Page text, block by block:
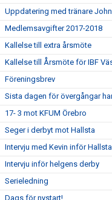
Uppdatering med tränare
Medlemsavgifter 2017-2018
Kallelse till extra årsmöte
Kallelse till Årsmöte för IBF
Föreningsbrev
Sista dagen för övergångar
17- 3 mot KFUM Örebro
Seger i derbyt mot Hallsta
Intervju med Kevin inför Hallsta
Intervju inför helgens derby
Serieledning
Dags för nystart!